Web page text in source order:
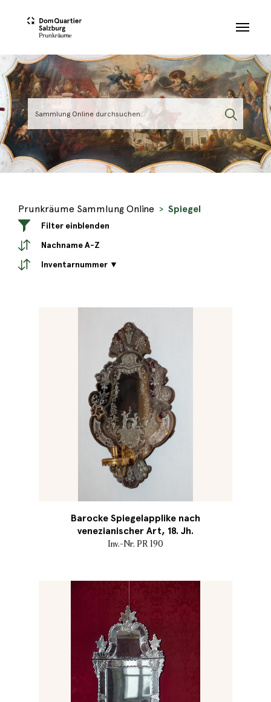
Prunkräume Sammlung Online Spiegel
Filter einblenden
Nachname A-Z
Inventarnummer ▼
Barocke Spiegelapplike nach
venezianischer Art, 18. Jh.
Inv.-Nr. PR 190